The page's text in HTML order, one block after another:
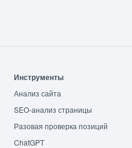
Инструменты
Анализ сайта
SEO-анализ страницы
Разовая проверка позиций
ChatGPT